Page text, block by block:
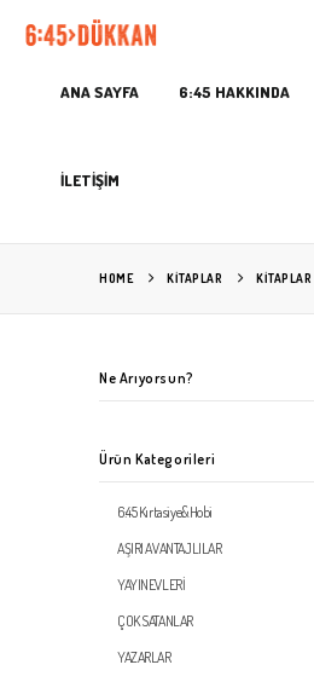
ANA SAYFA 6:45 HAKKINDA
İLETİŞİM
HOME KITAPLAR KİTAPLAR
Ne Arıyorsun?
Ürün Kategorileri
6:45 Kırtasiye&Hobi
AŞIRI AVANTAJLILAR
YAYINEVLERİ
ÇOK SATANLAR
YAZARLAR